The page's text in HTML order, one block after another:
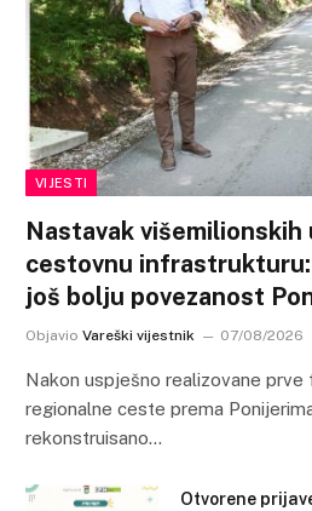
VIJESTI
Nastavak višemilionskih
cestovnu infrastrukturu:
još bolju povezanost
Objavio Vareški vijestnik 07/08/2026
Nakon uspješno realizovane prve
regionalne ceste prema
rekonstruisano…
Otvorene